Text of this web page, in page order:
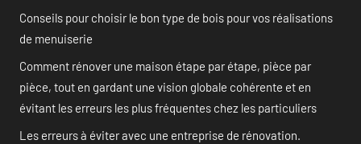
Conseils pour choisir le bon type de bois pour vos réalisations
de menuiserie
Comment rénover une maison étape par étape, pièce par
pièce, tout en gardant une vision globale cohérente et en
évitant les erreurs les plus fréquentes chez les particuliers
Les erreurs à éviter avec une entreprise de rénovation.